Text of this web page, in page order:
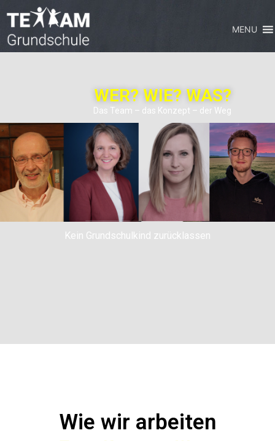
MENU
WER? WIE? WAS?
Das Team – das Konzept – der Weg
Kein Grundschulkind zurücklassen
Wie wir arbeiten